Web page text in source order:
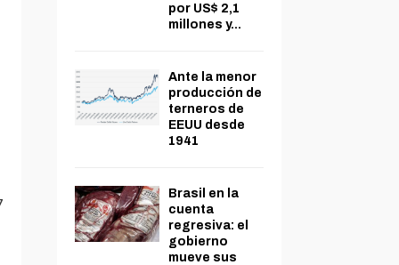
por US$ 2,1
millones y...
Ante la menor
producción de
terneros de
EEUU desde
1941
Brasil en la
cuenta
regresiva: el
gobierno
mueve sus